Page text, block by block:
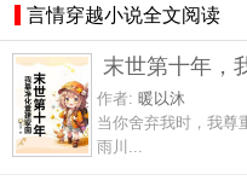
言情穿越小说全文阅读
末世第十年，
作者: 暖以沐
当你舍弃我时，我尊
雨川...